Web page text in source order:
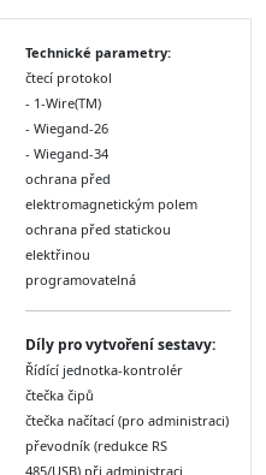
Technické parametry:
čtecí protokol
- 1-Wire(TM)
- Wiegand-26
- Wiegand-34
ochrana před
elektromagnetickým polem
ochrana před statickou
elektřinou
programovatelná
Díly pro vytvoření sestavy:
Řídící jednotka-kontrolér
čtečka čipů
čtečka načítací (pro administraci)
převodník (redukce RS
485/USB) při administraci